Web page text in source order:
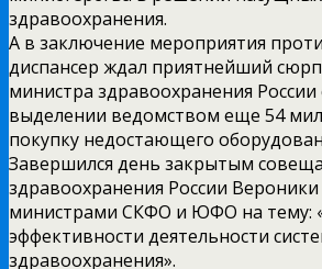
здравоохранения.
А в заключение мероприятия
диспансер ждал приятнейший
министра здравоохранения
выделении ведомством еще 54
покупку недостающего
Завершился день закрытым
здравоохранения России
министрами СКФО и ЮФО на тему:
эффективности деятельности
здравоохранения».